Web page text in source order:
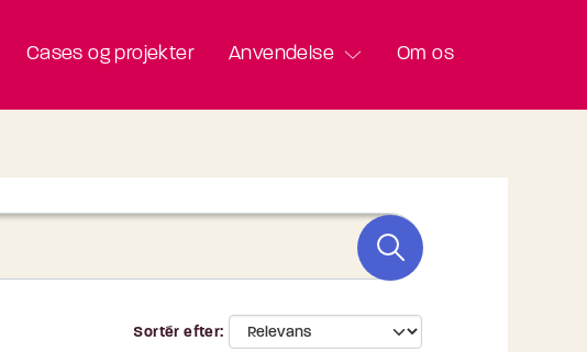
Cases og projekter Anvendelse Om os
Sortér efter